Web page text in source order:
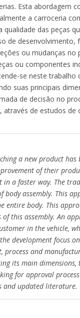
Esta abordagem
a carroceria
das peças
de desenvolvimento,
ou mudanças
ou componentes
se neste
suas principais
de decisão no
de estudos de
a new product
of their
a faster way. The
body assembly. This
entire body. This
this assembly. An
in the vehicle,
development
process and
its main
for approval
and updated literature.